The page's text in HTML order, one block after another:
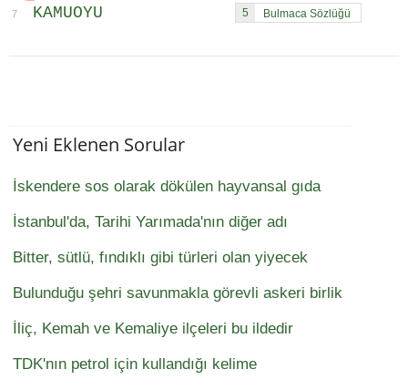
7 KAMUOYU 5
Yeni Eklenen Sorular
İskendere sos olarak dökülen hayvansal gıda
İstanbul'da, Tarihi Yarımada'nın diğer adı
Bitter, sütlü, fındıklı gibi türleri olan yiyecek
Bulunduğu şehri savunmakla görevli askeri birlik
İliç, Kemah ve Kemaliye ilçeleri bu ildedir
TDK'nın petrol için kullandığı kelime